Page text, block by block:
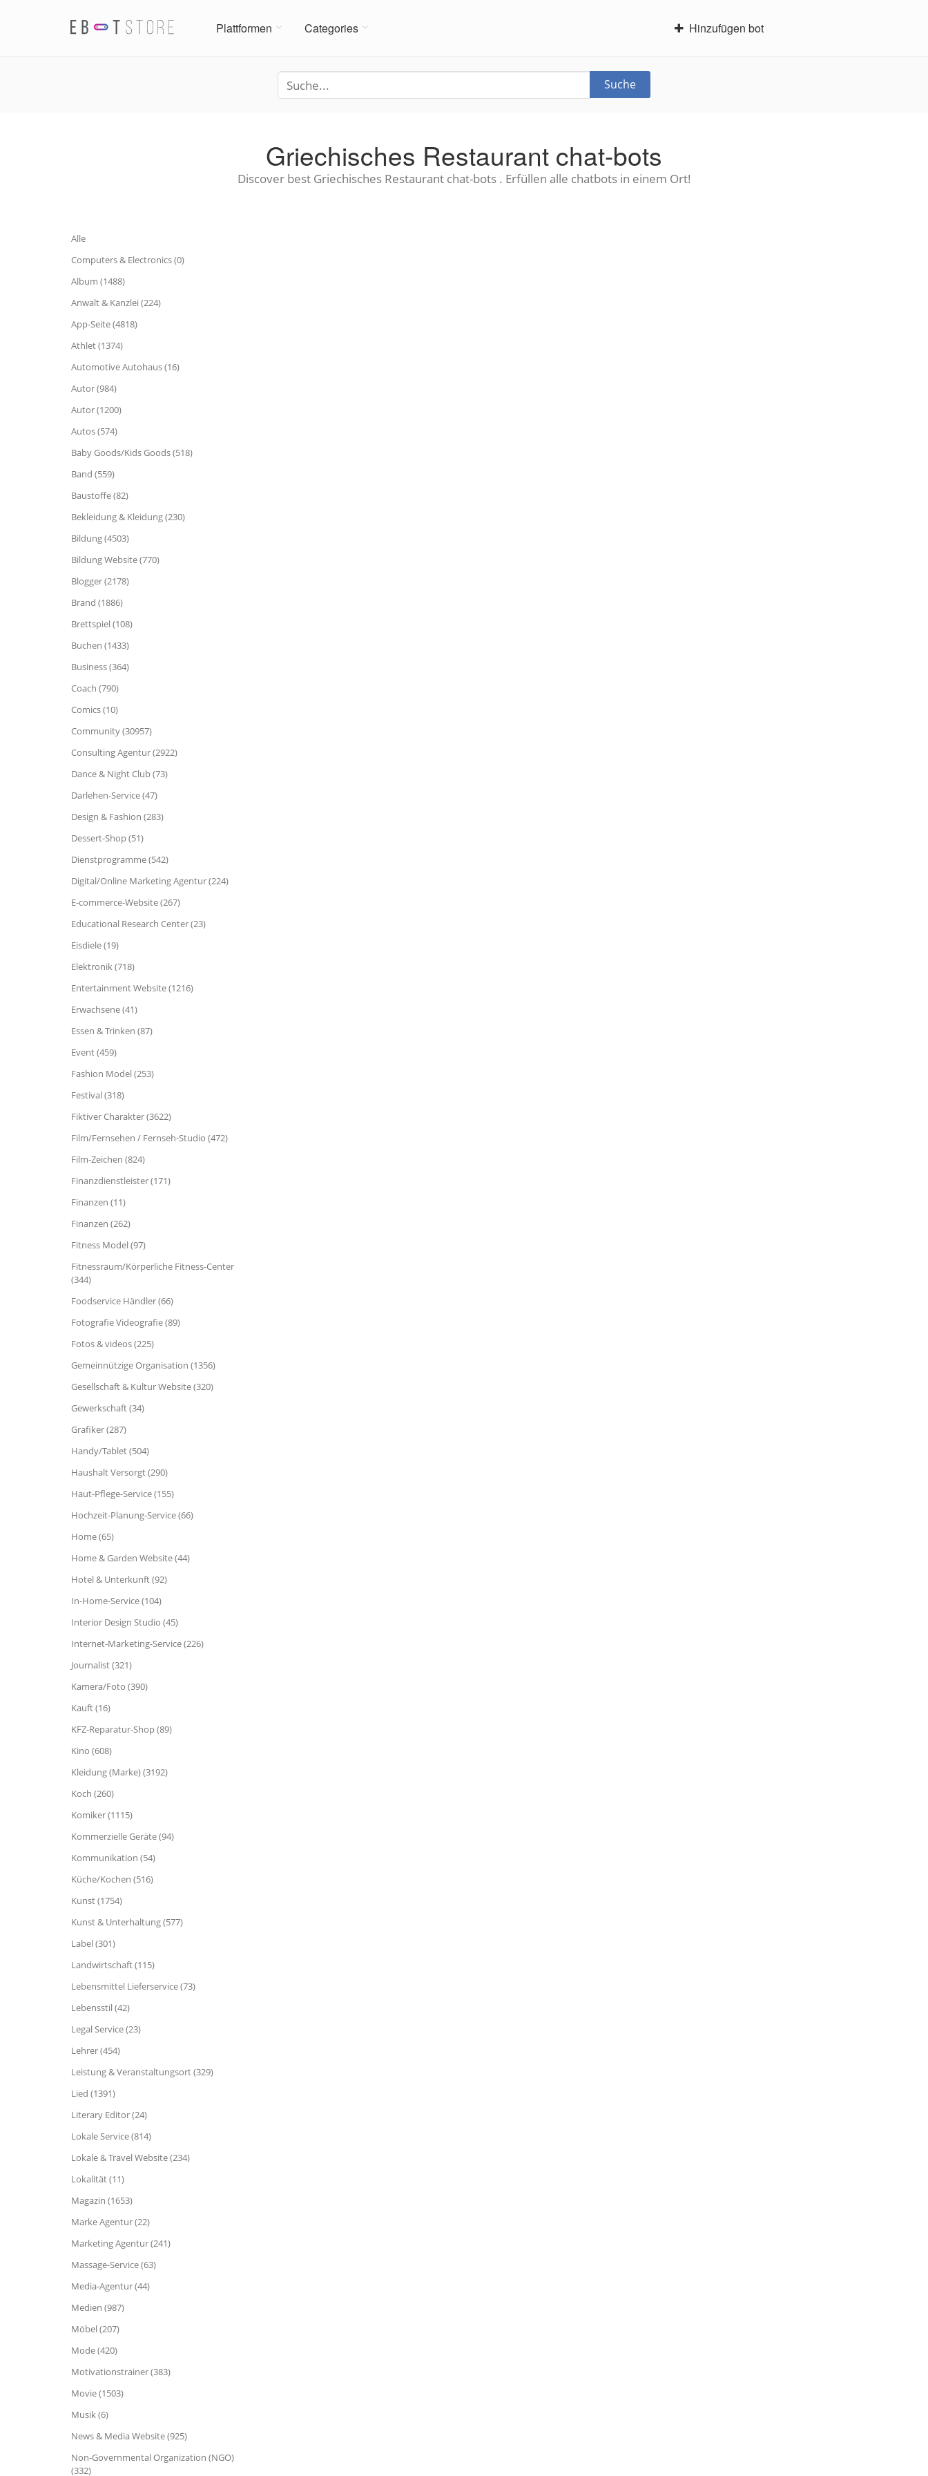
Plattformen Categories Hinzufügen bot
Suche
Griechisches Restaurant chat-bots
Discover best Griechisches Restaurant chat-bots . Erfüllen alle chatbots in einem Ort!
Alle
Computers & Electronics (0)
Album (1488)
Anwalt & Kanzlei (224)
App-Seite (4818)
Athlet (1374)
Automotive Autohaus (16)
Autor (984)
Autor (1200)
Autos (574)
Baby Goods/Kids Goods (518)
Band (559)
Baustoffe (82)
Bekleidung & Kleidung (230)
Bildung (4503)
Bildung Website (770)
Blogger (2178)
Brand (1886)
Brettspiel (108)
Buchen (1433)
Business (364)
Coach (790)
Comics (10)
Community (30957)
Consulting Agentur (2922)
Dance & Night Club (73)
Darlehen-Service (47)
Design & Fashion (283)
Dessert-Shop (51)
Dienstprogramme (542)
Digital/Online Marketing Agentur (224)
E-commerce-Website (267)
Educational Research Center (23)
Eisdiele (19)
Elektronik (718)
Entertainment Website (1216)
Erwachsene (41)
Essen & Trinken (87)
Event (459)
Fashion Model (253)
Festival (318)
Fiktiver Charakter (3622)
Film/Fernsehen / Fernseh-Studio (472)
Film-Zeichen (824)
Finanzdienstleister (171)
Finanzen (11)
Finanzen (262)
Fitness Model (97)
Fitnessraum/Körperliche Fitness-Center
(344)
Foodservice Händler (66)
Fotografie Videografie (89)
Fotos & videos (225)
Gemeinnützige Organisation (1356)
Gesellschaft & Kultur Website (320)
Gewerkschaft (34)
Grafiker (287)
Handy/Tablet (504)
Haushalt Versorgt (290)
Haut-Pflege-Service (155)
Hochzeit-Planung-Service (66)
Home (65)
Home & Garden Website (44)
Hotel & Unterkunft (92)
In-Home-Service (104)
Interior Design Studio (45)
Internet-Marketing-Service (226)
Journalist (321)
Kamera/Foto (390)
Kauft (16)
KFZ-Reparatur-Shop (89)
Kino (608)
Kleidung (Marke) (3192)
Koch (260)
Komiker (1115)
Kommerzielle Geräte (94)
Kommunikation (54)
Küche/Kochen (516)
Kunst (1754)
Kunst & Unterhaltung (577)
Label (301)
Landwirtschaft (115)
Lebensmittel Lieferservice (73)
Lebensstil (42)
Legal Service (23)
Lehrer (454)
Leistung & Veranstaltungsort (329)
Lied (1391)
Literary Editor (24)
Lokale Service (814)
Lokale & Travel Website (234)
Lokalität (11)
Magazin (1653)
Marke Agentur (22)
Marketing Agentur (241)
Massage-Service (63)
Media-Agentur (44)
Medien (987)
Möbel (207)
Mode (420)
Motivationstrainer (383)
Movie (1503)
Musik (6)
News & Media Website (925)
Non-Governmental Organization (NGO)
(332)